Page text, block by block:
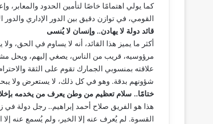
كما يولي اهتمامًا خاصًا لتأمين الحدود والمعابر،
القومي، في توازن دقيق بين الدور الإداري والدور
قائد دولة لا يهادن.. وإنسان لا يُنسى
أكثر ما يميز هذا القائد، أنه لا يساوم في الحق،
مرؤوسيه، قريب من الناس، يصغي إليهم، ويحل
علاقته بمنسوبي الجمارك تقوم على الثقة
شؤونهم بدقة. وهو في كل ذلك، لا يستعرض ولا
ختامًا.. سلام تعظيم من وطن يعرف من يخدمه
هذا هو الفريق صلاح أحمد إبراهيم.. رجل دولة
القسوة. لم يُعرف عنه إلا الخير، ولم يُسمع عنه إلا